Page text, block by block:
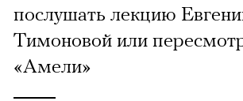
послушать лекцию
Тимоновой или
«Амели»